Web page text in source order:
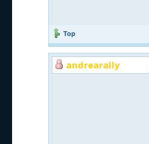
Top
andrearally